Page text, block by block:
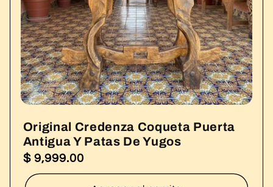
Original Credenza Coqueta Puerta
Antigua Y Patas De Yugos
Precio
habitual
$ 9,999.00